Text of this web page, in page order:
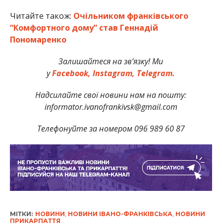
Читайте також: Очільником франківського
“Комфортного дому” став Геннадій
Пономаренко
Залишайтеся на зв’язку! Ми
уFacebook, Instagram, Telegram.
Надсилайте свої новини нам на пошту:
informator.ivanofrankivsk@gmail.com
Телефонуйте за номером 096 989 60 87
МІТКИ: НОВИНИ НОВИНИ ІВАНО-ФРАНКІВСЬКА НОВИНИ
ПРИКАРПАТТЯ